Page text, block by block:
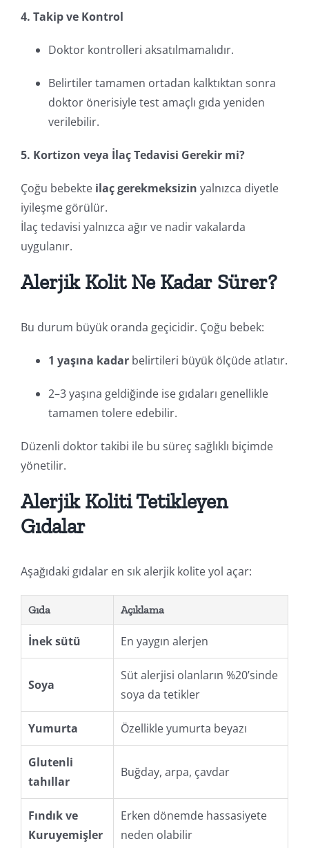
4. Takip ve Kontrol
Doktor kontrolleri aksatılmamalıdır.
Belirtiler tamamen ortadan kalktıktan sonra
doktor önerisiyle test amaçlı gıda yeniden
verilebilir.
5. Kortizon veya İlaç Tedavisi Gerekir mi?
Çoğu bebekte ilaç gerekmeksizin yalnızca diyetle
iyileşme görülür.
İlaç tedavisi yalnızca ağır ve nadir vakalarda
uygulanır.
Alerjik Kolit Ne Kadar Sürer?
Bu durum büyük oranda geçicidir. Çoğu bebek:
1 yaşına kadarbelirtileri büyük ölçüde atlatır.
2–3 yaşına geldiğinde ise gıdaları genellikle
tamamen tolere edebilir.
Düzenli doktor takibi ile bu süreç sağlıklı biçimde
yönetilir.
Alerjik Koliti Tetikleyen
Gıdalar
Aşağıdaki gıdalar en sık alerjik kolite yol açar:
Gıda Açıklama
İnek sütü En yaygın alerjen
Soya
Süt alerjisi olanların %20’sinde
soya da tetikler
Yumurta Özellikle yumurta beyazı
Glutenli
tahıllar
Buğday, arpa, çavdar
Fındık ve
Kuruyemişler
Erken dönemde hassasiyete
neden olabilir